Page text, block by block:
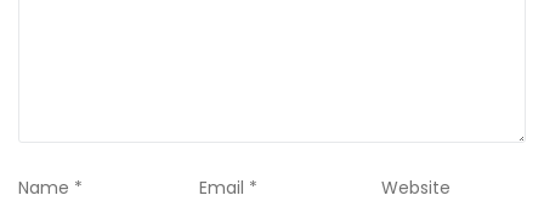
Name * Email * Website